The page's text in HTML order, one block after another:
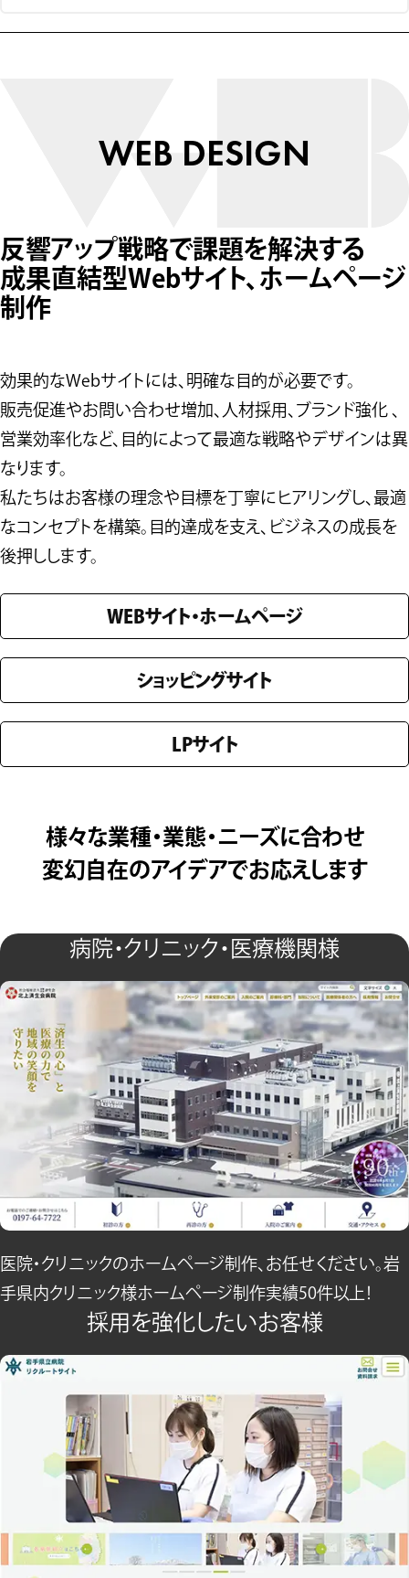
WEB DESIGN
反響アップ戦略で課題を解決する
成果直結型Webサイト、ホームページ
制作
効果的なWebサイトには、明確な目的が必要です。
販売促進やお問い合わせ増加、人材採用、ブランド強化 、
営業効率化など、目的によって最適な戦略やデザインは異
なります。
私たちはお客様の理念や目標を丁寧にヒアリングし、最適
なコンセプトを構築。目的達成を支え、ビジネスの成長を
後押しします。
WEBサイト・ホームページ
ショッピングサイト
LPサイト
様々な業種・業態・ニーズに合わせ
変幻自在のアイデアでお応えします
病院・クリニック・医療機関様
医院・クリニックのホームページ制作、お任せください。岩
手県内クリニック様ホームページ制作実績50件以上！
採用を強化したいお客様